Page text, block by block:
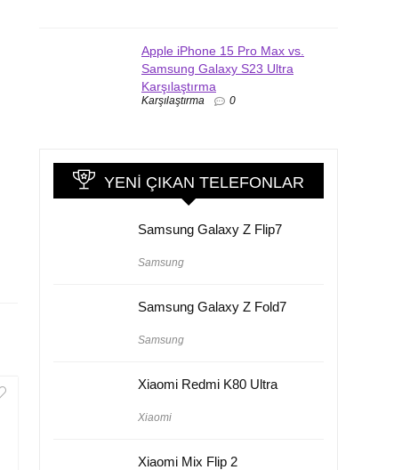
Apple iPhone 15 Pro Max vs.
Samsung Galaxy S23 Ultra
Karşılaştırma
Karşılaştırma 0
YENI ÇIKAN TELEFONLAR
Samsung Galaxy Z Flip7
Samsung
Samsung Galaxy Z Fold7
Samsung
Xiaomi Redmi K80 Ultra
Xiaomi
Xiaomi Mix Flip 2